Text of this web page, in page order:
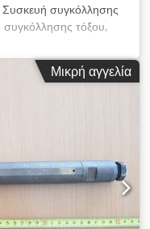
Συσκευή συγκόλλησης
συγκόλλησης τόξου,
παλμικής
συσκευή συγκόλλησης
Aijy Ulrneief - Τύπος:
320 Α - Εξοπλισμός:
σύρματος:
Μικρή αγγελία